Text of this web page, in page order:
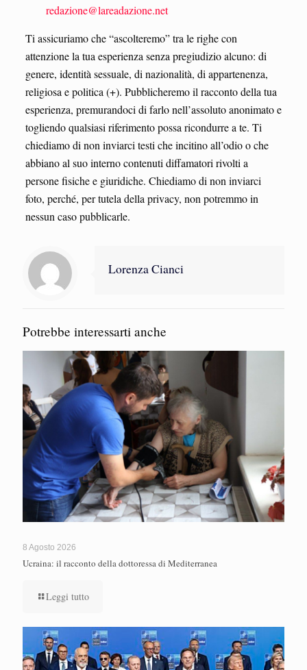
redazione@lareadazione.net
Ti assicuriamo che “ascolteremo” tra le righe con
attenzione la tua esperienza senza pregiudizio alcuno: di
genere, identità sessuale, di nazionalità, di appartenenza,
religiosa e politica (+). Pubblicheremo il racconto della tua
esperienza, premurandoci di farlo nell’assoluto anonimato e
togliendo qualsiasi riferimento possa ricondurre a te. Ti
chiediamo di non inviarci testi che incitino all’odio o che
abbiano al suo interno contenuti diffamatori rivolti a
persone fisiche e giuridiche. Chiediamo di non inviarci
foto, perché, per tutela della privacy, non potremmo in
nessun caso pubblicarle.
Lorenza Cianci
Potrebbe interessarti anche
8 Agosto 2026
Ucraina: il racconto della dottoressa di Mediterranea
Leggi tutto